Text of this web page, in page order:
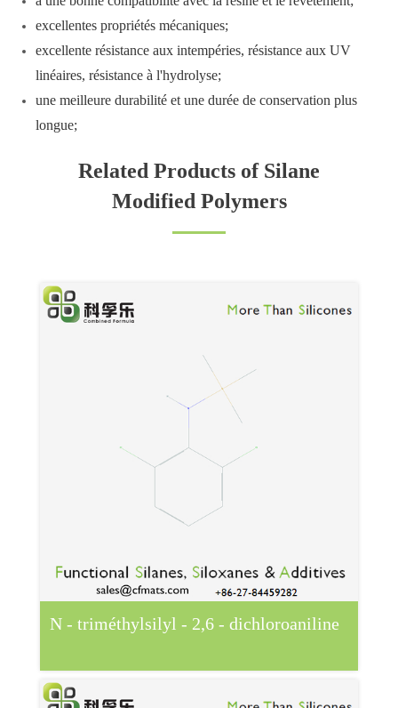
excellentes propriétés mécaniques;
excellente résistance aux intempéries, résistance aux UV
linéaires, résistance à l'hydrolyse;
une meilleure durabilité et une durée de conservation plus
longue;
Related Products of Silane
Modified Polymers
N - triméthylsilyl - 2,6 - dichloroaniline